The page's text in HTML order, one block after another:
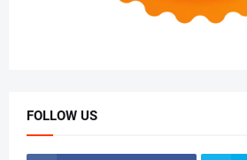
FOLLOW US